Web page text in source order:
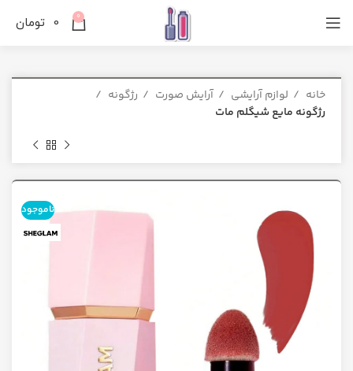
0
0 تومان
خانه لوازم آرایشی آرایش صورت
رژگونه
رژگونه مایع شیگلم مات
ناموجود